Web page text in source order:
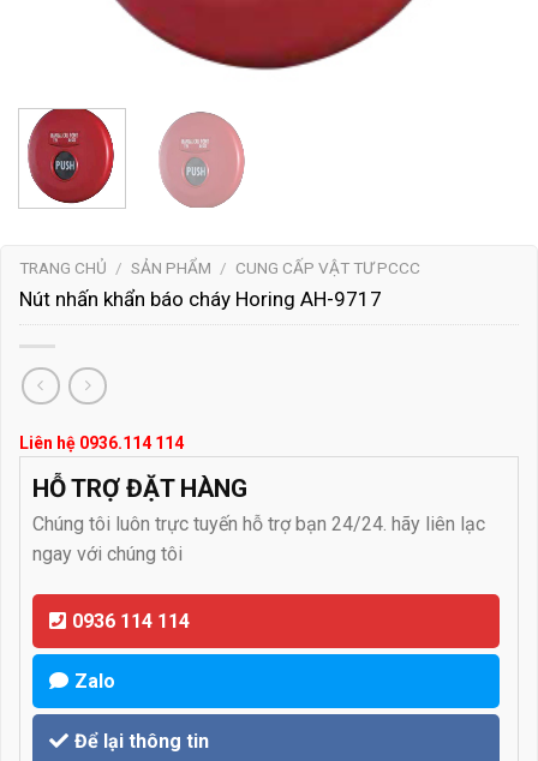
TRANG CHỦ / SẢN PHẨM / CUNG CẤP VẬT TƯ PCCC
Nút nhấn khẩn báo cháy Horing AH-9717
Liên hệ 0936.114 114
HỖ TRỢ ĐẶT HÀNG
Chúng tôi luôn trực tuyến hỗ trợ bạn 24/24. hãy liên lạc
ngay với chúng tôi
0936 114 114
Zalo
Để lại thông tin